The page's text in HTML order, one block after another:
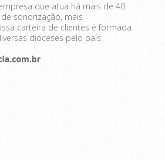
que atua há mais de 40
sonorização, mais
carteira de clientes é formada
dioceses pelo país.